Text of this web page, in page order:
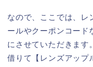
なので、ここでは、レ
ールやクーポンコード
にさせていただきます
借りて【レンズアップ